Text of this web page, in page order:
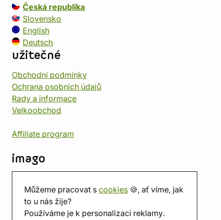
Můžeme pracovat s cookies 🍪, ať víme, jak
to u nás žije?
Používáme je k personalizaci reklamy.
Česká republika
Slovensko
English
Deutsch
užitečné
Obchodní podmínky
Ochrana osobních údajů
Rady a informace
Velkoobchod
Affiliate program
imago
Prodejna
Herna
O nás